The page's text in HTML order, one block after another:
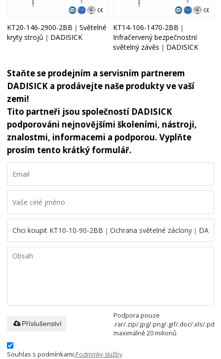
KT20-146-2900-2BB｜Světelné
kryty strojů｜DADISICK
KT14-106-1470-2BB｜
Infračervený bezpečnostní
světelný závěs｜DADISICK
Staňte se prodejním a servisním partnerem
DADISICK a prodávejte naše produkty ve vaší
zemi!
Tito partneři jsou společností DADISICK
podporováni nejnovějšími školeními, nástroji,
znalostmi, informacemi a podporou. Vyplňte
prosím tento krátký formulář.
Podpora pouze
.rar/.zip/.jpg/.png/.gif/.doc/.xls/.pdf,
maximálně 20 milionů
Příslušenství
Souhlas s podmínkami,Podmínky služby